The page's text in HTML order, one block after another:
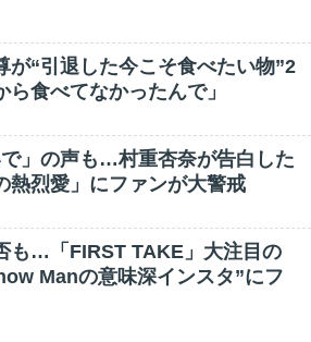
が“引退した今こそ食べたい物”2
食べてなかったんで」
で」の声も…村重杏奈が告白した
熱烈愛」にファンが大警戒
も…「FIRST TAKE」大注目の
Manの意味深インスタ”にフ